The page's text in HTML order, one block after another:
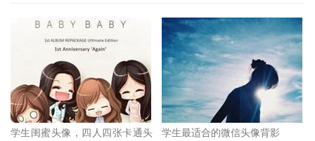
学生闺蜜头像，四人四张卡通头
学生最适合的微信头像背影